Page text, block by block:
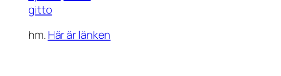
gitto
hm. Här är länken